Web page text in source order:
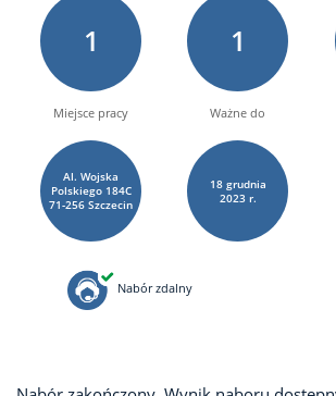
1 1
Miejsce pracy
Al. Wojska
Polskiego 184C
71-256 Szczecin
Ważne do
18 grudnia
2023 r.
Nabór zdalny